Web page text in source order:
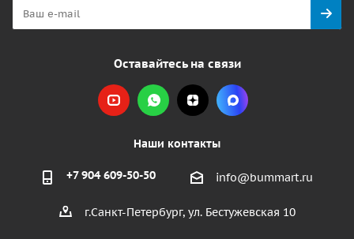
Оставайтесь на связи
Наши контакты
+7 904 609-50-50 info@bummart.ru
г.Санкт-Петербург, ул. Бестужевская 10